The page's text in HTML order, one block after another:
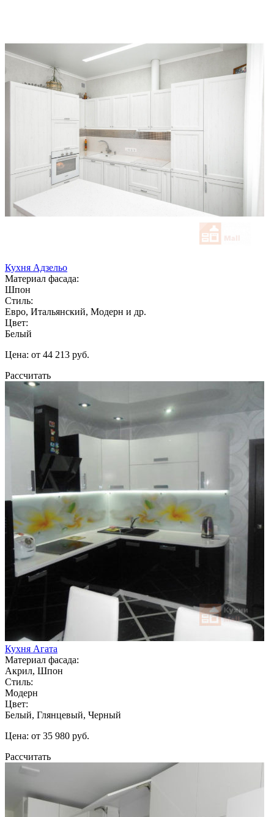
Кухня Адзельо
Материал фасада:
Шпон
Стиль:
Евро, Итальянский, Модерн и др.
Цвет:
Белый
Цена: от 44 213 руб.
Рассчитать
Кухня Агата
Материал фасада:
Акрил, Шпон
Стиль:
Модерн
Цвет:
Белый, Глянцевый, Черный
Цена: от 35 980 руб.
Рассчитать